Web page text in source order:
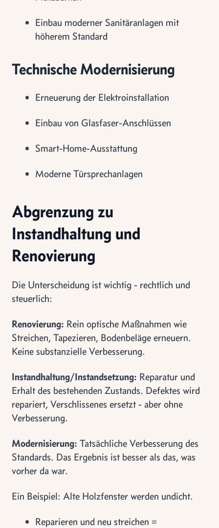
Einbau moderner Sanitäranlagen mit
höherem Standard
Technische Modernisierung
Erneuerung der Elektroinstallation
Einbau von Glasfaser-Anschlüssen
Smart-Home-Ausstattung
Moderne Türsprechanlagen
Abgrenzung zu
Instandhaltung und
Renovierung
Die Unterscheidung ist wichtig - rechtlich und
steuerlich:
Renovierung: Rein optische Maßnahmen wie
Streichen, Tapezieren, Bodenbeläge erneuern.
Keine substanzielle Verbesserung.
Instandhaltung/Instandsetzung: Reparatur und
Erhalt des bestehenden Zustands. Defektes wird
repariert, Verschlissenes ersetzt - aber ohne
Verbesserung.
Modernisierung: Tatsächliche Verbesserung des
Standards. Das Ergebnis ist besser als das, was
vorher da war.
Ein Beispiel: Alte Holzfenster werden undicht.
Reparieren und neu streichen =